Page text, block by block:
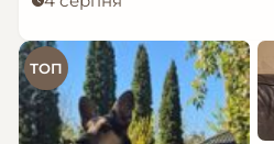
ТОП